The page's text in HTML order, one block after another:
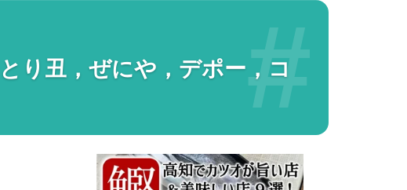
#
り丑，ぜにや，デポー，コ